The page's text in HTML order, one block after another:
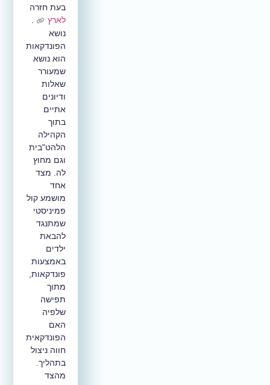
בעת חזרה
לארץ
נושא
הפונדקאות
הוא נושא
שמעורר
שאלות
ודיונים
אתיים
בתוך
הקהילה
הלהט"בית
וגם מחוץ
לה. מצד
אחד
מושמע קול
פמיניסטי
שמתנגד
להבאת
ילדים
באמצעות
פונדקאות,
מתוך
תפישה
שלפיה
האם
הפונדקאית
חווה ניצול
בתהליך.
מהצד